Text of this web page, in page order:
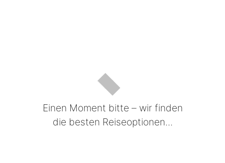
Einen Moment bitte – wir finden
die besten Reiseoptionen...